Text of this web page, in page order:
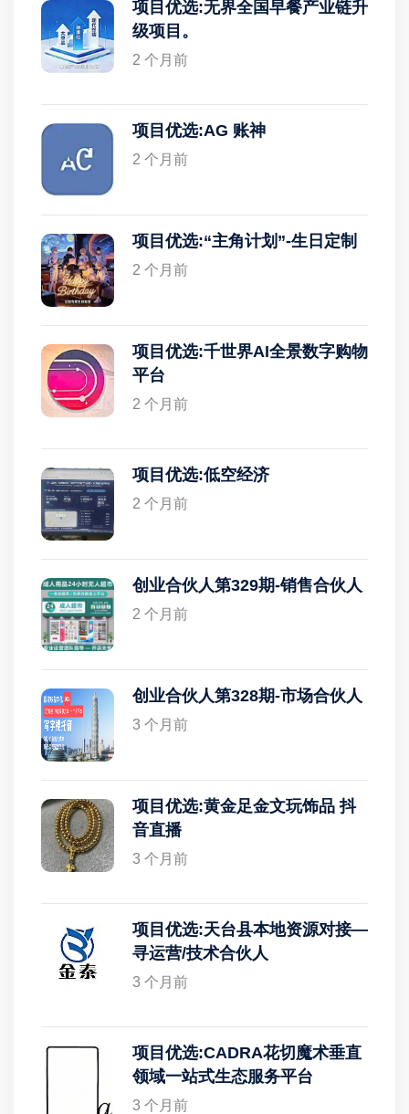
项目优选:无界全国早餐产业链升
级项目。
2 个月前
项目优选:AG 账神
2 个月前
项目优选:“主角计划”-生日定制
2 个月前
项目优选:千世界AI全景数字购物
平台
2 个月前
项目优选:低空经济
2 个月前
创业合伙人第329期-销售合伙人
2 个月前
创业合伙人第328期-市场合伙人
3 个月前
项目优选:黄金足金文玩饰品 抖
音直播
3 个月前
项目优选:天台县本地资源对接—
寻运营/技术合伙人
3 个月前
项目优选:CADRA花切魔术垂直
领域一站式生态服务平台
3 个月前